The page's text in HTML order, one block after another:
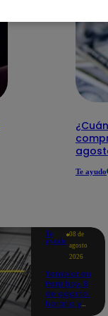
Te ayudo
Te
ayudo
08 de
agosto
2026
Temblor en
Perú hoy, 8
de agosto:
horario y